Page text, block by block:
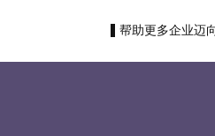
帮助更多企业迈